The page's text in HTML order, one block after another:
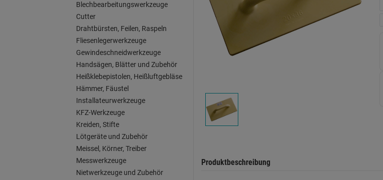
Blechbearbeitungswerkzeuge
Cutter
Drahtbürsten, Feilen, Raspeln
Fliesenlegerwerkzeuge
Gewindeschneidwerkzeuge
Handsägen, Blätter und Zubehör
Heißklebepistolen, Heißluftgebläse
Hämmer, Fäustel
Installateurwerkzeuge
KFZ-Werkzeuge
Kreiden, Stifte
Lötgeräte und Zubehör
Meissel, Körner, Treiber
Messwerkzeuge
Nietwerkzeuge und Zubehör
Produktbeschreibung